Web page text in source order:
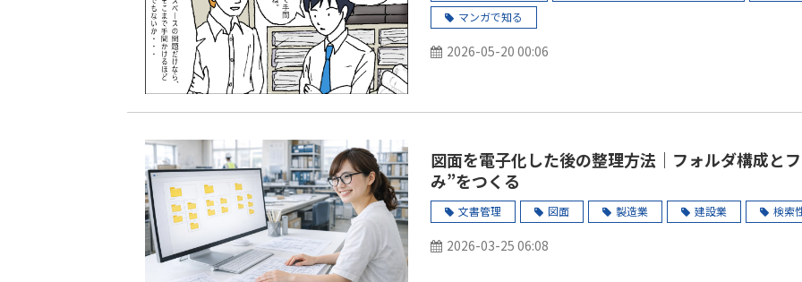
マンガで知る
2026-05-20 00:06
図面を電子化した後の整理方法｜フォルダ構成と
み”をつくる
文書管理 図面 製造業 建設業 検索
2026-03-25 06:08